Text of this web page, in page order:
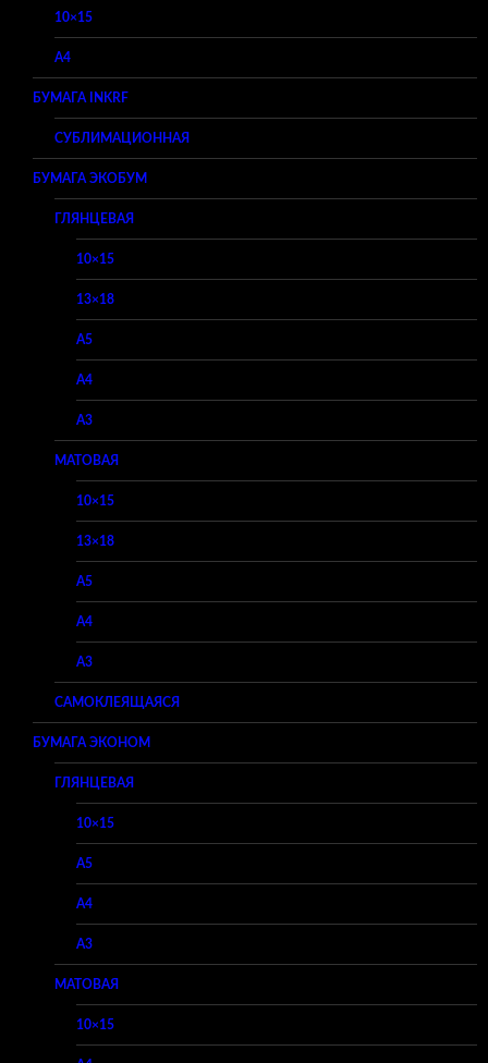
10×15
A4
БУМАГА INKRF
СУБЛИМАЦИОННАЯ
БУМАГА ЭКОБУМ
ГЛЯНЦЕВАЯ
10×15
13×18
A5
A4
A3
МАТОВАЯ
10×15
13×18
A5
A4
A3
САМОКЛЕЯЩАЯСЯ
БУМАГА ЭКОНОМ
ГЛЯНЦЕВАЯ
10×15
A5
A4
A3
МАТОВАЯ
10×15